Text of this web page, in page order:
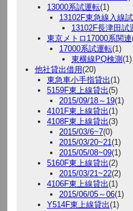
13000系試運転(1)
13102F東急線入線
13102F長津田試
東京メトロ17000系関連
17000系試運転(1)
東横線PQ検測(1)
他社貸出借用(20)
東急車小手指貸出(1)
5159F東上線貸出(5)
2015/09/18～19(1)
4101F東上線貸出(1)
4108F東上線貸出(3)
2015/03/6~7(0)
2015/03/20~21(1)
2015/05/08~09(1)
5160F東上線貸出(2)
2015/03/21~22(2)
4106F東上線貸出(1)
2015/06/05～06(1)
Y514F東上線貸出(1)